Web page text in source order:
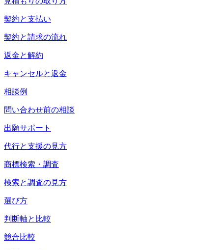
契約と支払い
契約と請求の流れ
返金と解約
キャンセルと返金
相談例
問い合わせ前の相談
出願サポート
代行と支援の見方
商標検索・調査
検索と調査の見方
選び方
判断軸と比較
競合比較